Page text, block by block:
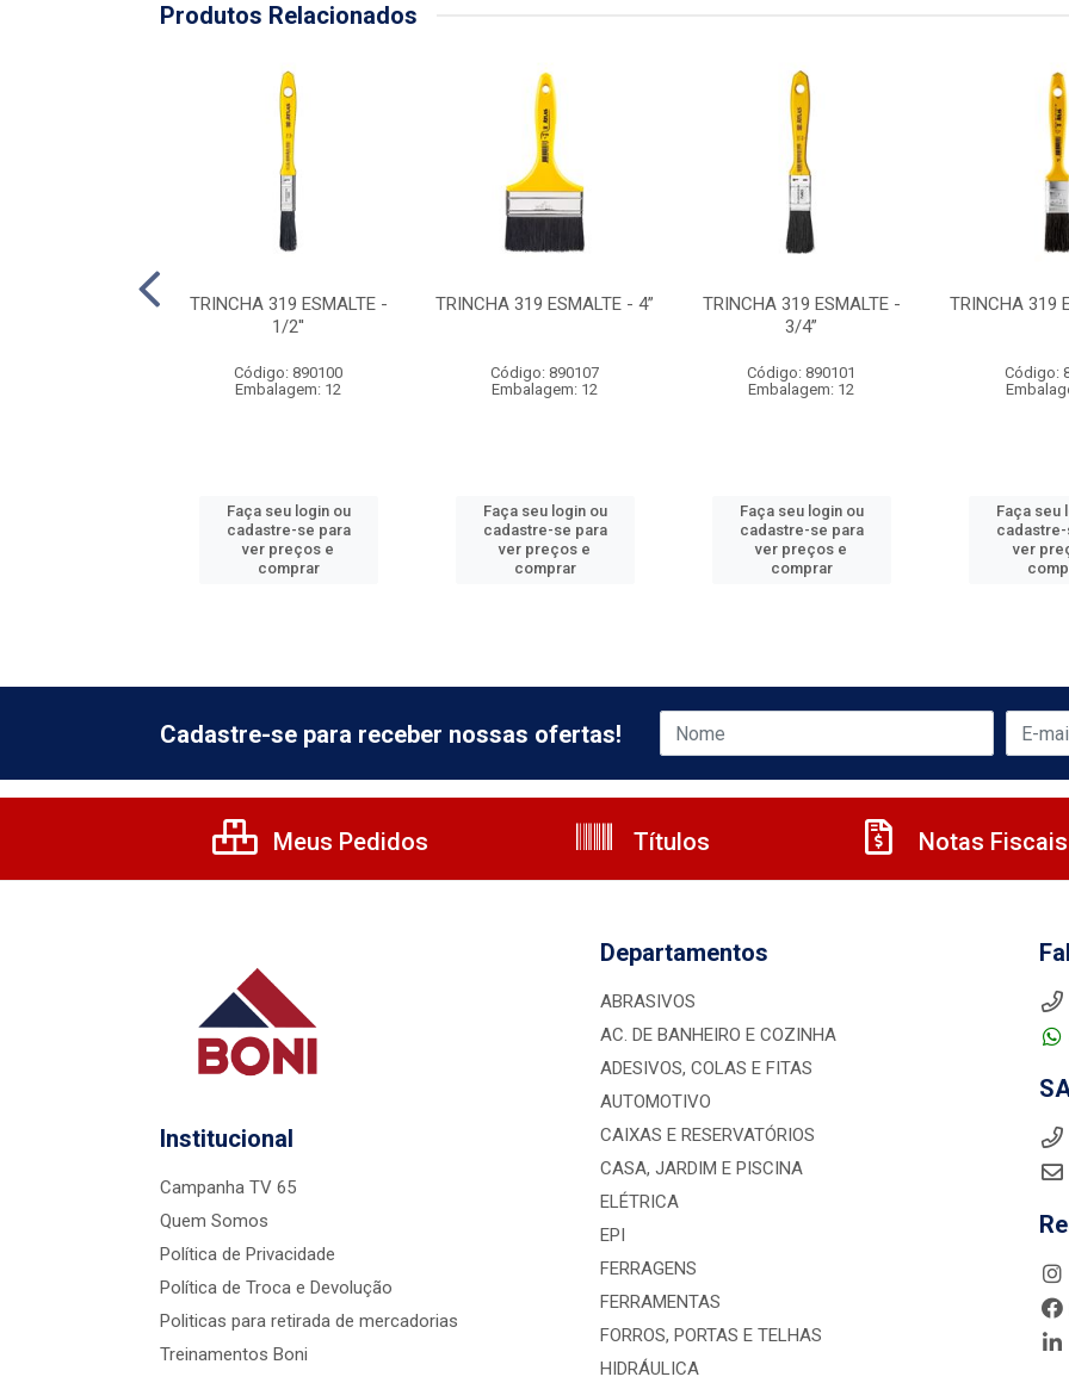
Produtos Relacionados
TRINCHA 319 ESMALTE -
1/2''
Código: 890100
Embalagem: 12
Faça seu login ou
cadastre-se para
ver preços e
comprar
TRINCHA 319 ESMALTE - 4”
Código: 890107
Embalagem: 12
Faça seu login ou
cadastre-se para
ver preços e
comprar
TRINCHA 319 ESMALTE -
3/4”
Código: 890101
Embalagem: 12
Faça seu login ou
cadastre-se para
ver preços e
comprar
TRINCHA 319
Código:
Faça seu
ver
Cadastre-se para receber nossas ofertas!
Meus Pedidos Títulos Notas Fiscais
Institucional
Campanha TV 65
Quem Somos
Política de Privacidade
Política de Troca e Devolução
Politicas para retirada de mercadorias
Treinamentos Boni
Departamentos
ABRASIVOS
AC. DE BANHEIRO E COZINHA
ADESIVOS, COLAS E FITAS
AUTOMOTIVO
CAIXAS E RESERVATÓRIOS
CASA, JARDIM E PISCINA
ELÉTRICA
EPI
FERRAGENS
FERRAMENTAS
FORROS, PORTAS E TELHAS
HIDRÁULICA